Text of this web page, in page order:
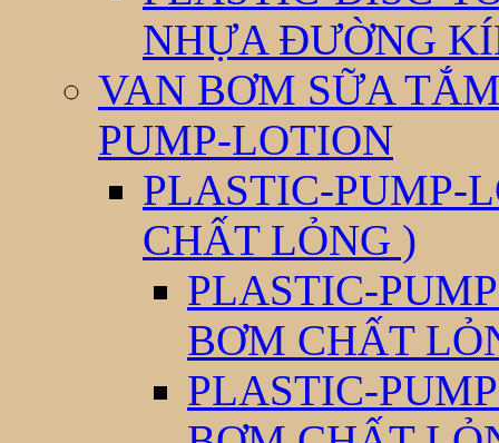
NHỰA ĐƯỜNG
VAN BƠM SỮA
PUMP-LOTION
PLASTIC-PUMP-
CHẤT LỎNG )
PLASTIC-
BƠM CHẤT
PLASTIC-